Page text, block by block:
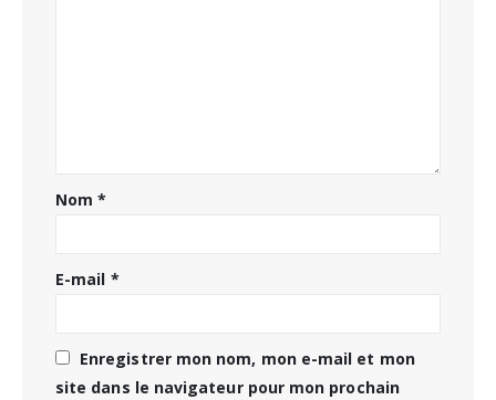
Nom*
E-mail *
Enregistrer mon nom, mon e-mail et mon
site dans le navigateur pour mon prochain